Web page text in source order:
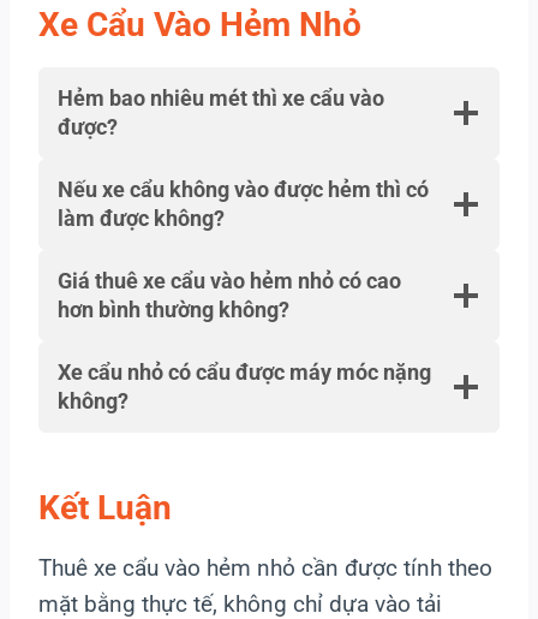
Xe Cẩu Vào Hẻm Nhỏ
Hẻm bao nhiêu mét thì xe cẩu vào
được?
Nếu xe cẩu không vào được hẻm thì có
làm được không?
Giá thuê xe cẩu vào hẻm nhỏ có cao
hơn bình thường không?
Xe cẩu nhỏ có cẩu được máy móc nặng
không?
Kết Luận
Thuê xe cẩu vào hẻm nhỏ cần được tính theo
mặt bằng thực tế, không chỉ dựa vào tải